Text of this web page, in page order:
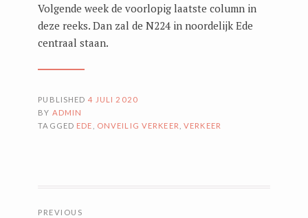
Volgende week de voorlopig laatste column in
deze reeks. Dan zal de N224 in noordelijk Ede
centraal staan.
PUBLISHED 4 JULI 2020
BY ADMIN
TAGGED EDE ONVEILIG VERKEER ,VERKEER
PREVIOUS